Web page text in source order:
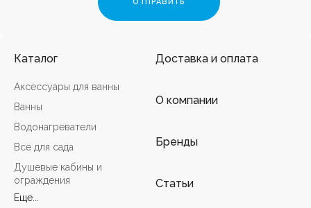
Каталог
Аксессуары для ванны
Ванны
Водонагреватели
Все для сада
Душевые кабины и
ограждения
Еще...
Доставка и оплата
О компании
Бренды
Статьи